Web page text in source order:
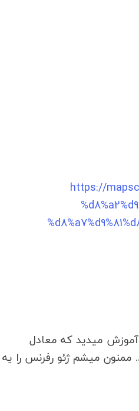
https://
آموزش میدید که معادل
13 ویدیوی آموزشی نبود. ممنون میشم ژئو رفرنس را یه